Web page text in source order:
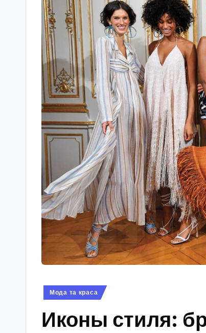
Опубліковано
Мода та краса
Иконы стиля: